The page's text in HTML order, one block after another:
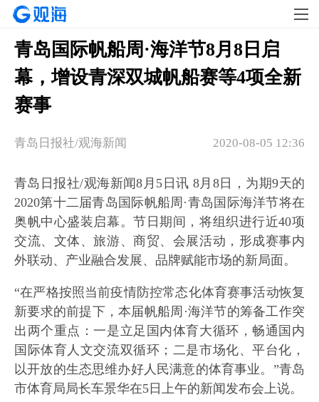
​青岛国际帆船周·海洋节8月8日启
幕，增设青深双城帆船赛等4项全新
赛事
2020-08-05 12:36
青岛日报社/观海新闻
青岛日报社/观海新闻8月5日讯 8月8日，为期9天的
2020第十二届青岛国际帆船周·青岛国际海洋节将在
奥帆中心盛装启幕。节日期间，将组织进行近40项
交流、文体、旅游、商贸、会展活动，形成赛事内
外联动、产业融合发展、品牌赋能市场的新局面。
“在严格按照当前疫情防控常态化体育赛事活动恢复
新要求的前提下，本届帆船周·海洋节的筹备工作突
出两个重点：一是立足国内体育大循环，畅通国内
国际体育人文交流双循环；二是市场化、平台化，
以开放的生态思维办好人民满意的体育事业。”青岛
市体育局局长车景华在5日上午的新闻发布会上说。